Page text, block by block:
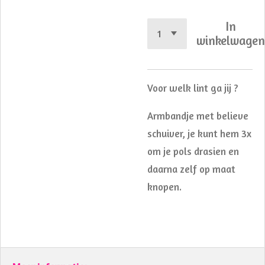
In
winkelwagen
Voor welk lint ga jij ?
Armbandje met believe
schuiver, je kunt hem 3x
om je pols drasien en
daarna zelf op maat
knopen.